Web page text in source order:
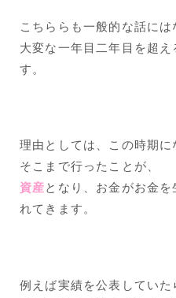
こちららも一般的な話には
大変な一年目二年目を超
す。
理由としては、この時期に
そこまで行ったことが、
資産となり、お金がお金
れてきます。
例えば実績を公表していた